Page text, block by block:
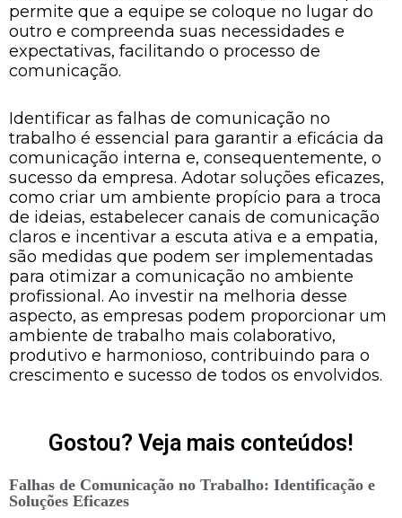
permite que a equipe se coloque no lugar do
outro e compreenda suas necessidades e
expectativas, facilitando o processo de
comunicação.
Identificar as falhas de comunicação no
trabalho é essencial para garantir a eficácia da
comunicação interna e, consequentemente, o
sucesso da empresa. Adotar soluções eficazes,
como criar um ambiente propício para a troca
de ideias, estabelecer canais de comunicação
claros e incentivar a escuta ativa e a empatia,
são medidas que podem ser implementadas
para otimizar a comunicação no ambiente
profissional. Ao investir na melhoria desse
aspecto, as empresas podem proporcionar um
ambiente de trabalho mais colaborativo,
produtivo e harmonioso, contribuindo para o
crescimento e sucesso de todos os envolvidos.
Gostou? Veja mais conteúdos!
Falhas de Comunicação no Trabalho: Identificação e
Soluções Eficazes